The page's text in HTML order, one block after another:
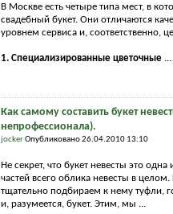
В Москве есть четыре типа мест, в
свадебный букет. Они отличаются
уровнем сервиса и, соответственно,
1. Специализированные цветочные...
Как самому составить букет
непрофессионала).
jockerОпубликовано 26.04.2010 13:10
Не секрет, что букет невесты это
частей всего облика невесты в
тщательно подбираем к нему туфли,
и, разумеется, букет. Этим, мы ...